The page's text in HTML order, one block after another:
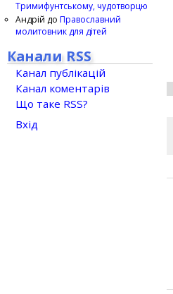
Тримифунтському, чудотворцю
Андрій до Православний
молитовник для дітей
Канали RSS
Канал публікацій
Канал коментарів
Що таке RSS?
Вхід